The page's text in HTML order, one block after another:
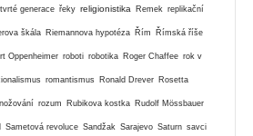
generace řeky religionistika Remek replikační
škála Riemannova hypotéza Řím Římská říše
Oppenheimer roboti robotika Roger Chaffee rok v
romantismus Ronald Drever Rosetta
rozum Rubikova kostka Rudolf Mössbauer
Sametová revoluce Sandžak Sarajevo Saturn savci